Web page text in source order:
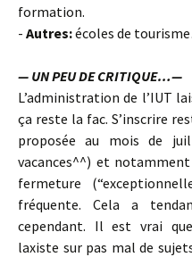
formation.
- Autres:écoles de
— UN PEU DE CRITIQUE…—
L’administration de l’IUT
ça reste la fac. S’inscrire
proposée au mois de
vacances^^) et
fermeture
fréquente. Cela a
cependant. Il est vrai
laxiste sur pas mal de